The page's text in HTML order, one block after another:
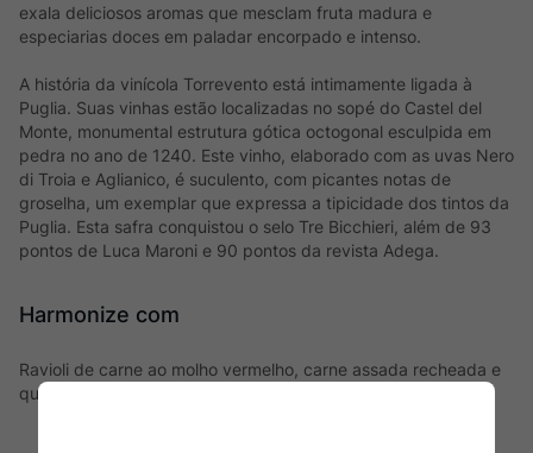
exala deliciosos aromas que mesclam fruta madura e
especiarias doces em paladar encorpado e intenso.
A história da vinícola Torrevento está intimamente ligada à
Puglia. Suas vinhas estão localizadas no sopé do Castel del
Monte, monumental estrutura gótica octogonal esculpida em
pedra no ano de 1240. Este vinho, elaborado com as uvas Nero
di Troia e Aglianico, é suculento, com picantes notas de
groselha, um exemplar que expressa a tipicidade dos tintos da
Puglia. Esta safra conquistou o selo Tre Bicchieri, além de 93
pontos de Luca Maroni e 90 pontos da revista Adega.
Harmonize com
Ravioli de carne ao molho vermelho, carne assada recheada e
queijo meia cura